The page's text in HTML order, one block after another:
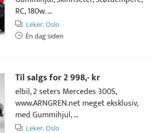
RC, 180w. ...
Leker,Oslo
Én dag siden
Til salgs for2 998,- kr
elbil, 2 seters Mercedes 300S,
www.ARNGREN.net meget eksklusiv,
med Gummihjul, ...
Leker,Oslo